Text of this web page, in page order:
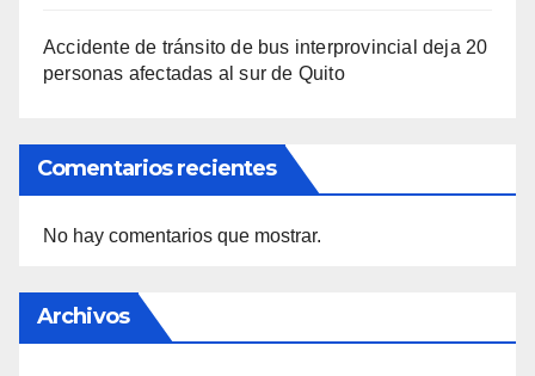
Accidente de tránsito de bus interprovincial deja 20
personas afectadas al sur de Quito
Comentarios recientes
No hay comentarios que mostrar.
Archivos